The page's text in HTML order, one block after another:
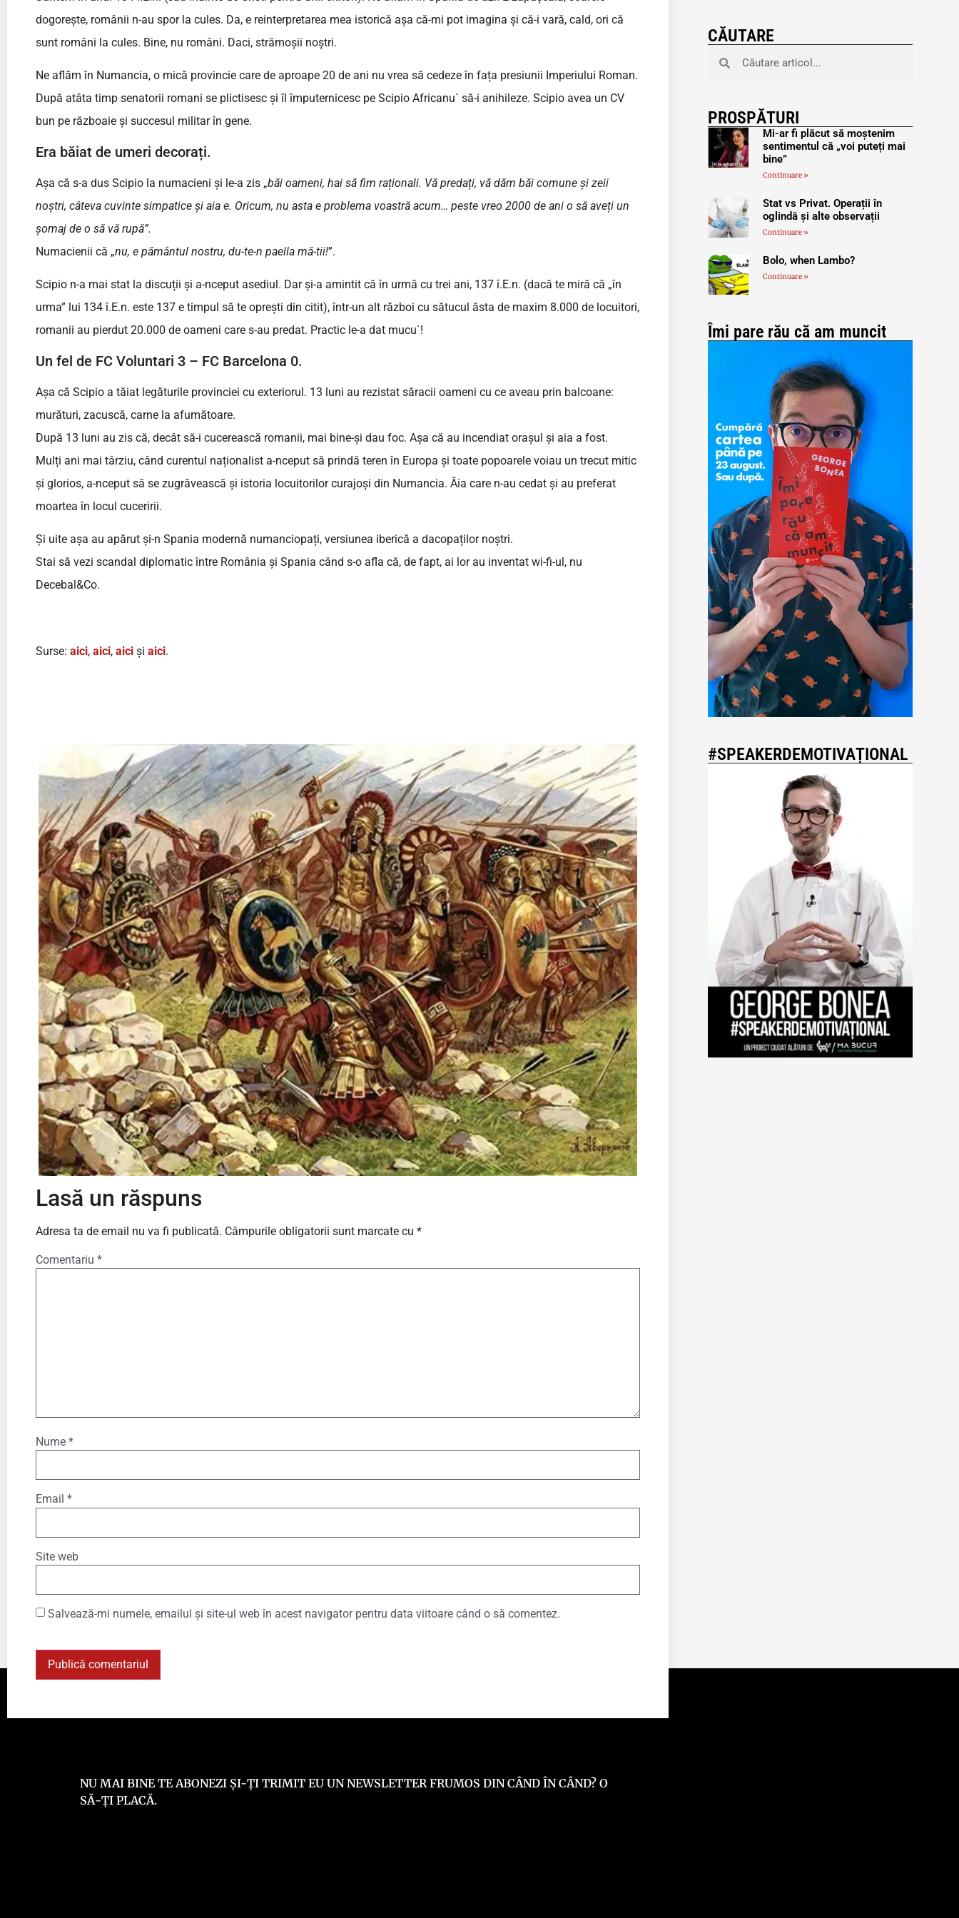
dogorește, românii n-au spor la cules. Da, e reinterpretarea mea istorică așa că-mi pot imagina și că-i vară, cald, ori că
sunt români la cules. Bine, nu români. Daci, strămoșii noștri.
Ne aflăm în Numancia, o mică provincie care de aproape 20 de ani nu vrea să cedeze în fața presiunii Imperiului Roman.
După atâta timp senatorii romani se plictisesc și îl împuternicesc pe Scipio Africanu` să-i anihileze. Scipio avea un CV
bun pe războaie și succesul militar în gene.
Era băiat de umeri decorați.
Așa că s-a dus Scipio la numacieni și le-a zis „băi oameni, hai să fim raționali. Vă predați, vă dăm băi comune și zeii
noștri, câteva cuvinte simpatice și aia e. Oricum, nu asta e problema voastră acum… peste vreo 2000 de ani o să aveți un
șomaj de o să vă rupă”.
Numacienii că „nu, e pământul nostru, du-te-n paella mă-tii!”.
Scipio n-a mai stat la discuții și a-nceput asediul. Dar și-a amintit că în urmă cu trei ani, 137 î.E.n. (dacă te miră că „în
urma” lui 134 î.E.n. este 137 e timpul să te oprești din citit), într-un alt război cu sătucul ăsta de maxim 8.000 de locuitori,
romanii au pierdut 20.000 de oameni care s-au predat. Practic le-a dat mucu`!
Un fel de FC Voluntari 3 – FC Barcelona 0.
Așa că Scipio a tăiat legăturile provinciei cu exteriorul. 13 luni au rezistat săracii oameni cu ce aveau prin balcoane:
murături, zacuscă, carne la afumătoare.
După 13 luni au zis că, decât să-i cucerească romanii, mai bine-și dau foc. Așa că au incendiat orașul și aia a fost.
Mulți ani mai târziu, când curentul naționalist a-nceput să prindă teren în Europa și toate popoarele voiau un trecut mitic
și glorios, a-nceput să se zugrăvească și istoria locuitorilor curajoși din Numancia. Ăia care n-au cedat și au preferat
moartea în locul cuceririi.
Și uite așa au apărut și-n Spania modernă numanciopați, versiunea iberică a dacopaților noștri.
Stai să vezi scandal diplomatic între România și Spania când s-o afla că, de fapt, ai lor au inventat wi-fi-ul, nu
Decebal&Co.
Surse: aici, aici, aici și aici.
Lasă un răspuns
Adresa ta de email nu va fi publicată. Câmpurile obligatorii sunt marcate cu *
Comentariu *
Nume *
Email *
Site web
Salvează-mi numele, emailul și site-ul web în acest navigator pentru data viitoare când o să comentez.
CĂUTARE
PROSPĂTURI
Mi-ar fi plăcut să moștenim
sentimentul că „voi puteți mai
bine”
Continuare »
Stat vs Privat. Operații în
oglindă și alte observații
Continuare »
Bolo, when Lambo?
Continuare »
Îmi pare rău că am muncit
#SPEAKERDEMOTIVAȚIONAL
NU MAI BINE TE ABONEZI ȘI-ȚI TRIMIT EU UN NEWSLETTER FRUMOS DIN CÂND ÎN CÂND? O
SĂ-ȚI PLACĂ.